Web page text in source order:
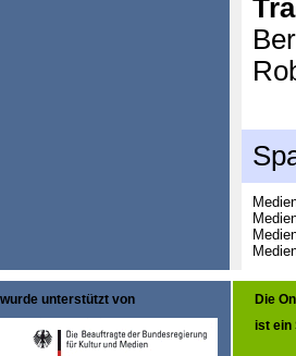
wurde unterstützt von
Die
ist ein